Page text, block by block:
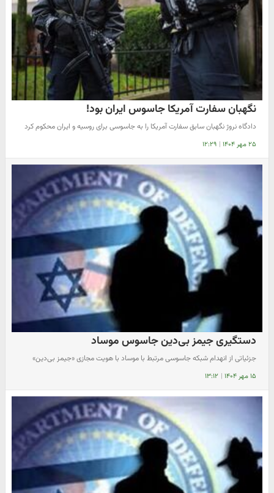
نگهبان سفارت آمریکا جاسوس ایران بود!
دادگاه نروژ نگهبان سابق سفارت آمریکا را به جاسوسی برای روسیه و ایران محکوم کرد
۲۵ مهر ۱۴۰۴ | ۱۲:۲۹
دستگیری جیمز بی‌دین جاسوس موساد
جزئیاتی از انهدام شبکه جاسوسی مرتبط با موساد با هویت مجازی «جیمز بی‌دین»
۱۵ مهر ۱۴۰۴ | ۱۳:۱۲